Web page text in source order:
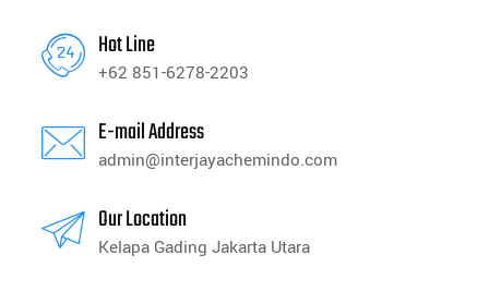
Hot Line
+62 851-6278-2203
E-mail Address
admin@interjayachemindo.com
Our Location
Kelapa Gading Jakarta Utara